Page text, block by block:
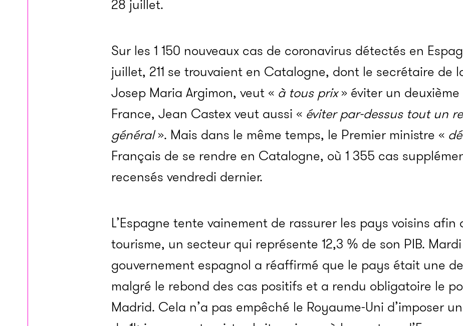
28 juillet.
Sur les 1 150 nouveaux cas de coronavirus détectés en
juillet, 211 se trouvaient en Catalogne, dont le secrétaire de
Josep Maria Argimon, veut « à tous prix» éviter un
France, Jean Castex veut aussi «éviter par-dessus tout un
général». Mais dans le même temps, le Premier ministre «
Français de se rendre en Catalogne, où 1 355 cas
recensés vendredi dernier.
L’Espagne tente vainement de rassurer les pays voisins afin
tourisme, un secteur qui représente 12,3 % de son PIB.
gouvernement espagnol a réaffirmé que le pays était une
malgré le rebond des cas positifs et a rendu obligatoire le
Madrid. Cela n’a pas empêché le Royaume-Uni d’imposer